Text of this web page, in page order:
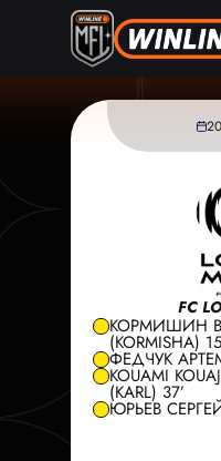
FC
КОРМИШИН
(KORMISHA)
ФЕДЧУК
KOUAMI
(KARL) 37’
ЮРЬЕВ СЕРГЕЙ